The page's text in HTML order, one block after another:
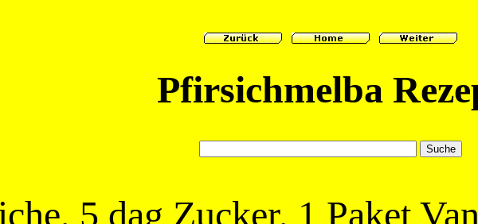
Pfirsichmelba
5 dag Zucker, 1 Paket